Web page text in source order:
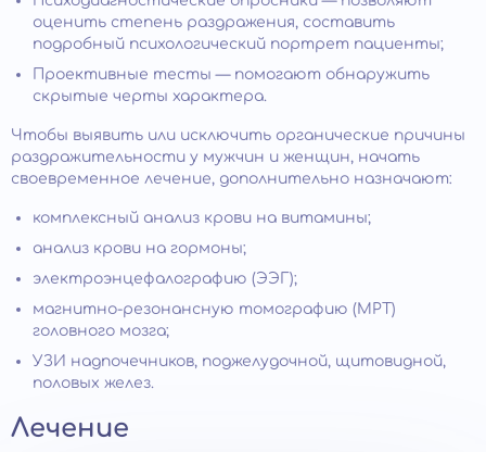
оценить степень раздражения, составить
подробный психологический портрет пациенты;
Проективные тесты — помогают обнаружить
скрытые черты характера.
Чтобы выявить или исключить органические причины
раздражительности у мужчин и женщин, начать
своевременное лечение, дополнительно назначают:
комплексный анализ крови на витамины;
анализ крови на гормоны;
электроэнцефалографию (ЭЭГ);
магнитно-резонансную томографию (МРТ)
головного мозга;
УЗИ надпочечников, поджелудочной, щитовидной,
половых желез.
Лечение